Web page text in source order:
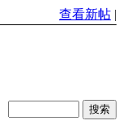
查看新帖 |